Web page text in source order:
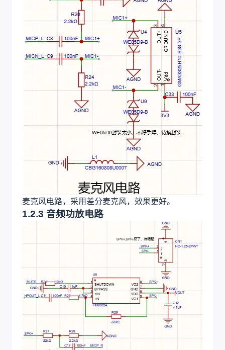
麦克风电路，采用差分麦克风，效果更好。
1.2.3 音频功放电路